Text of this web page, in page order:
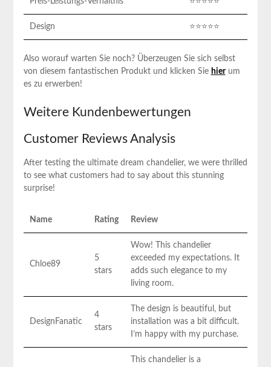
Design ⭐️⭐️⭐️⭐️⭐️
Also worauf warten Sie noch? Überzeugen Sie sich selbst
von diesem‌ fantastischen Produkt und klicken Sie⁤ hierum
es zu erwerben!
Weitere Kundenbewertungen
Customer Reviews Analysis
After testing the ultimate dream chandelier, we were thrilled
to see ‌what customers had to say about this stunning
surprise!
Name Rating Review
Chloe89
5
stars
Wow! This ⁣chandelier
exceeded my expectations. It
adds such elegance to⁣ my
living room.
DesignFanatic
4
stars
The design is beautiful, but
installation was a bit difficult.
I’m happy with my purchase.
This chandelier is​ a